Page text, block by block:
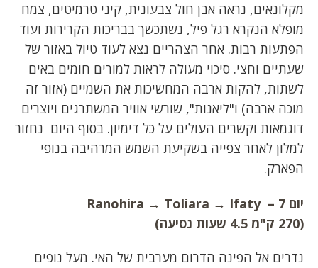
מקלונאים, נראה אבן חול צבעונית, קיני טרמיטים, צמח
מופלא הנקרא רגל פיל, נשתכשך בבריכות הקרירות ועוד
הפתעות רבות. אחר הצהריים נצא לעוד טיול באזור של
שעתיים וחצי. סיכוי מעולה לראות למורים חומים באים
לשתות, להקות ארבה המחשיכות את השמיים (אזור זה
מוכה ארבה) ו"ליאנות", שורשי אוויר המשתרגים ויוצרים
דוגמאות וקשרים העולים על כל דימיון. בסוף היום נחזור
למלון לאחר צפייה בשקיעת השמש המרהיבה בנופי
הפארק.
יום 7 – Ranohira →
Toliara → Ifaty
(270 ק"מ 4.5 שעות נסיעה)
נדרים אל הפינה הדרום מערבית של האי. מעל נופים